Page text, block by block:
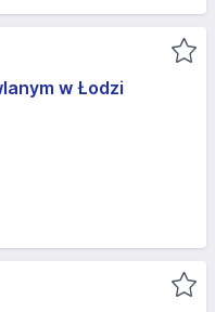
w Łodzi